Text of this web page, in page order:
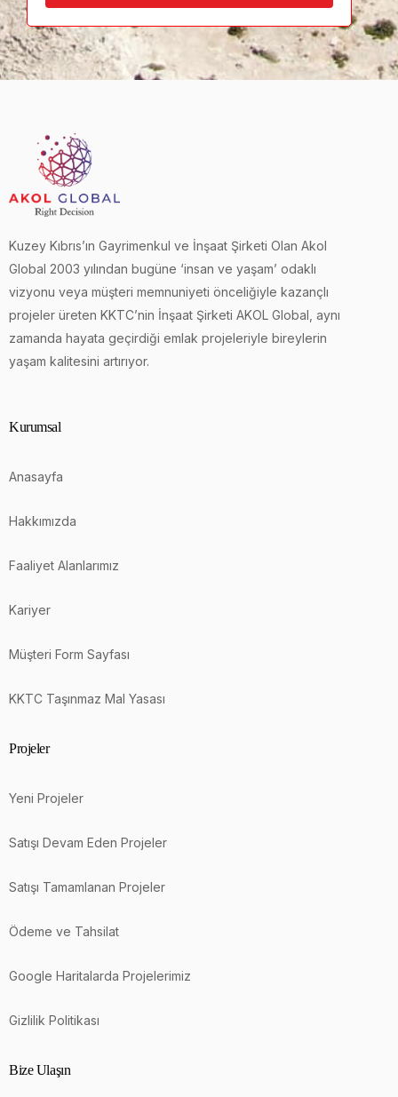
Kuzey Kıbrıs’ın Gayrimenkul ve İnşaat Şirketi Olan Akol
Global 2003 yılından bugüne ‘insan ve yaşam’ odaklı
vizyonu veya müşteri memnuniyeti önceliğiyle kazançlı
projeler üreten KKTC’nin İnşaat Şirketi AKOL Global, aynı
zamanda hayata geçirdiği emlak projeleriyle bireylerin
yaşam kalitesini artırıyor.
Kurumsal
Anasayfa
Hakkımızda
Faaliyet Alanlarımız
Kariyer
Müşteri Form Sayfası
KKTC Taşınmaz Mal Yasası
Projeler
Yeni Projeler
Satışı Devam Eden Projeler
Satışı Tamamlanan Projeler
Ödeme ve Tahsilat
Google Haritalarda Projelerimiz
Gizlilik Politikası
Bize Ulaşın